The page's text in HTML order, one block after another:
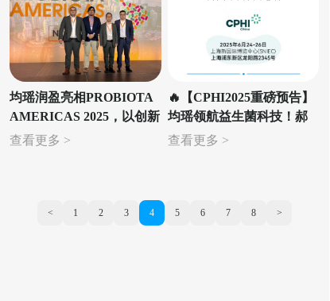
均瑶润盈亮相PROBIOTA
AMERICAS 2025，以创新
技术引领益生菌口腔与体
查看更多 >
🔥【CPHI2025重磅预告】
均瑶领航益生菌科技！郝
占西博士权威开讲口腔健
查看更多 >
< 1 2 3 4 5 6 7 8 >